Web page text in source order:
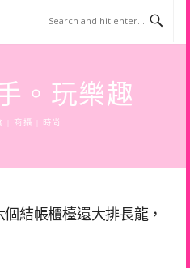
。玩樂趣
| 商攝 | 時尚
結帳櫃檯還大排長龍，